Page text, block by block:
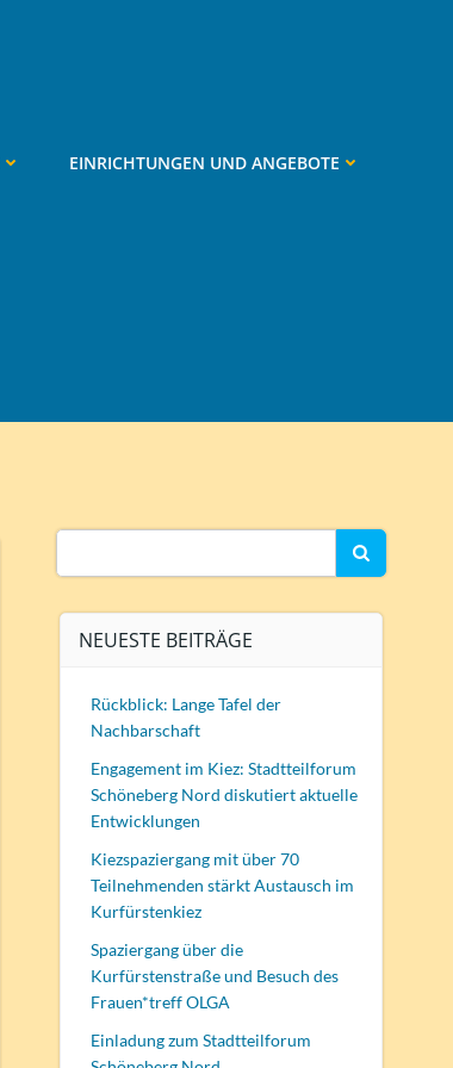
EINRICHTUNGEN UND ANGEBOTE
for:
NEUESTE BEITRÄGE
Rückblick: Lange Tafel der
Nachbarschaft
Engagement im Kiez: Stadtteilforum
Schöneberg Nord diskutiert aktuelle
Entwicklungen
Kiezspaziergang mit über 70
Teilnehmenden stärkt Austausch im
Kurfürstenkiez
Spaziergang über die
Kurfürstenstraße und Besuch des
Frauen*treff OLGA
Einladung zum Stadtteilforum